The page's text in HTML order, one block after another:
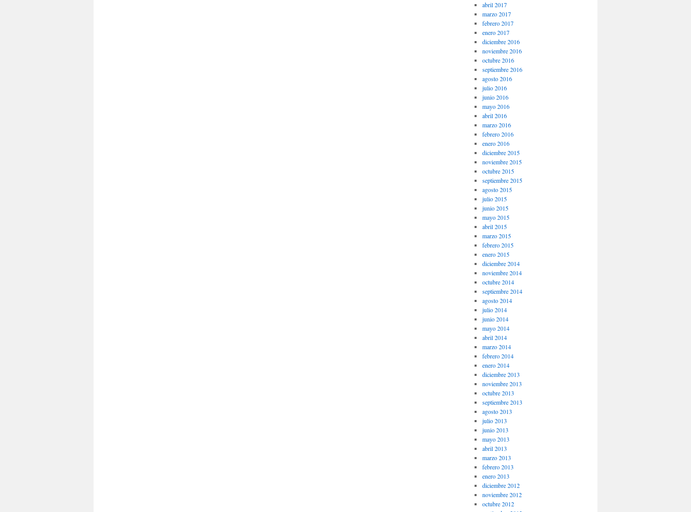
abril 2017
marzo 2017
febrero 2017
enero 2017
diciembre 2016
noviembre 2016
octubre 2016
septiembre 2016
agosto 2016
julio 2016
junio 2016
mayo 2016
abril 2016
marzo 2016
febrero 2016
enero 2016
diciembre 2015
noviembre 2015
octubre 2015
septiembre 2015
agosto 2015
julio 2015
junio 2015
mayo 2015
abril 2015
marzo 2015
febrero 2015
enero 2015
diciembre 2014
noviembre 2014
octubre 2014
septiembre 2014
agosto 2014
julio 2014
junio 2014
mayo 2014
abril 2014
marzo 2014
febrero 2014
enero 2014
diciembre 2013
noviembre 2013
octubre 2013
septiembre 2013
agosto 2013
julio 2013
junio 2013
mayo 2013
abril 2013
marzo 2013
febrero 2013
enero 2013
diciembre 2012
noviembre 2012
octubre 2012